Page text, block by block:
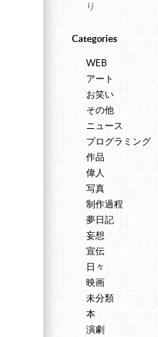
り
Categories
WEB
アート
お笑い
その他
ニュース
プログラミング
作品
偉人
写真
制作過程
夢日記
妄想
宣伝
日々
映画
未分類
本
演劇